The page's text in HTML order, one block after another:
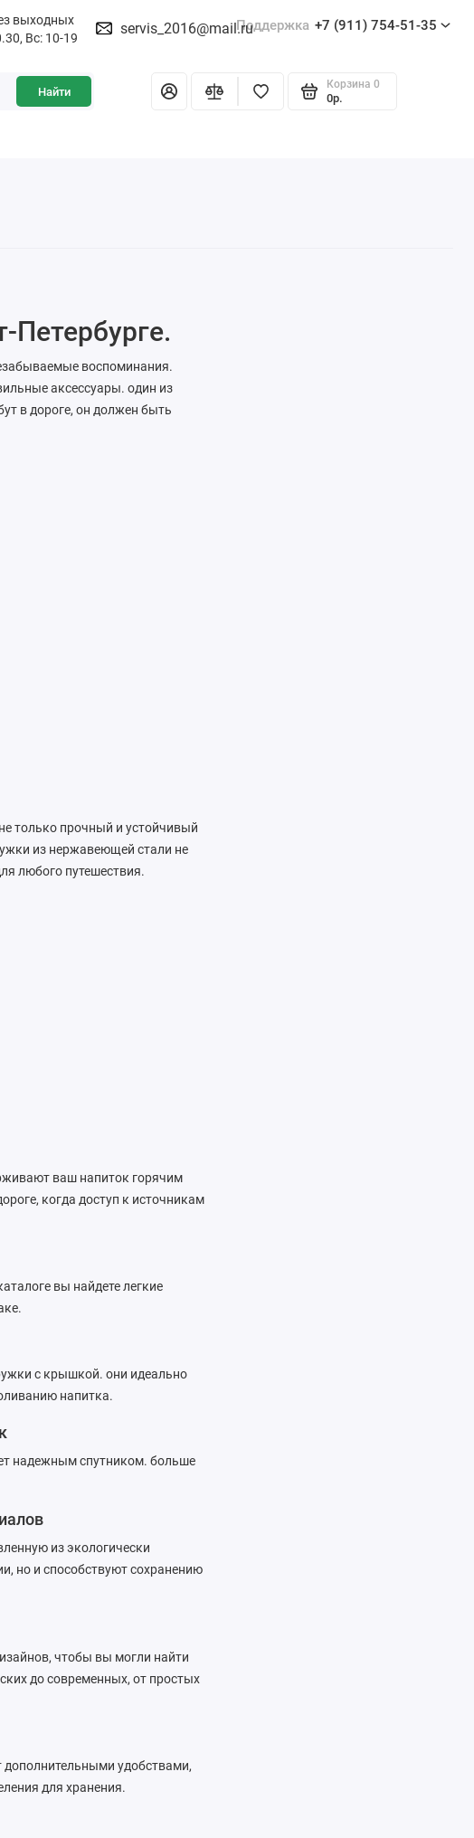
выходных
Вс: 10-19
servis_2016@mail.ruПоддержка +7 (911) 754-51-35
Найти
Корзина 0
0р.
Петербурге.
воспоминания.
аксессуары. один из
в дороге, он должен быть
только прочный и устойчивый
из нержавеющей стали не
любого путешествия.
ваш напиток горячим
когда доступ к источникам
вы найдете легкие
с крышкой. они идеально
напитка.
надежным спутником. больше
из экологически
но и способствуют сохранению
чтобы вы могли найти
до современных, от простых
удобствами,
для хранения.